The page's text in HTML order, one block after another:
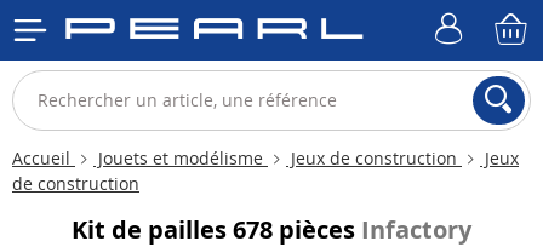
Accueil Jouets et modélisme Jeux de construction
Jeux
de construction
Kit de pailles 678 pièces Infactory